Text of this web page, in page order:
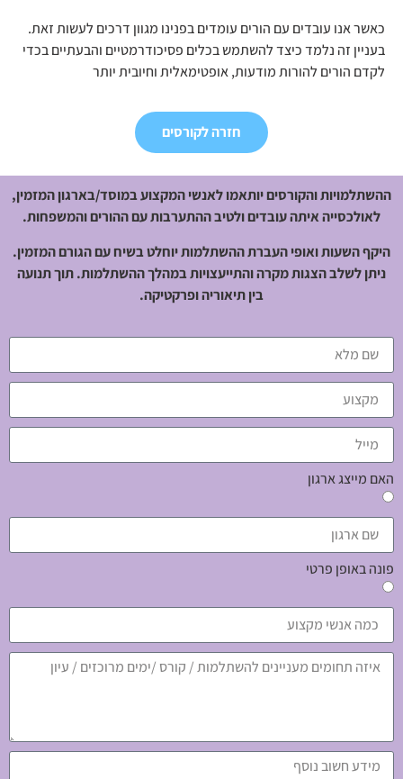
כאשר אנו עובדים עם הורים עומדים בפנינו מגוון דרכים לעשות זאת.
בעניין זה נלמד כיצד להשתמש בכלים פסיכודרמטיים והבעתיים בכדי
לקדם הורים להורות מודעות, אופטימאלית וחיובית יותר
חזרה לקורסים
ההשתלמויות והקורסים יותאמו לאנשי המקצוע במוסד/בארגון המזמין,
לאולכסייה איתה עובדים ולטיב ההתערבות עם ההורים והמשפחות.
היקף השעות ואופי העברת ההשתלמות יוחלט בשיח עם הגורם המזמין.
ניתן לשלב הצגות מקרה והתייעצויות במהלך ההשתלמות. תוך תנועה
בין תיאוריה ופרקטיקה.
האם מייצג ארגון
פונה באופן פרטי